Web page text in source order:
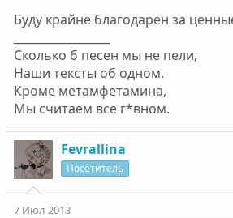
Буду крайне благодарен за
Сколько б песен мы не пели,
Наши тексты об одном.
Кроме метамфетамина,
Мы считаем все г*вном.
Fevrallina
Посетитель
7 Июл 2013